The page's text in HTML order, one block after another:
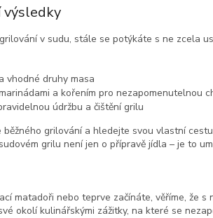
výsledky
v sudu, stále se potýkáte s ne zcela
vhodné druhy masa
a kořením pro nezapomenutelnou
údržbu a čištění grilu
grilování a hledejte svou vlastní
grilu není jen o přípravě jídla – je to
matadoři nebo teprve začínáte, věříme, že
okolí kulinářskými zážitky, na které se